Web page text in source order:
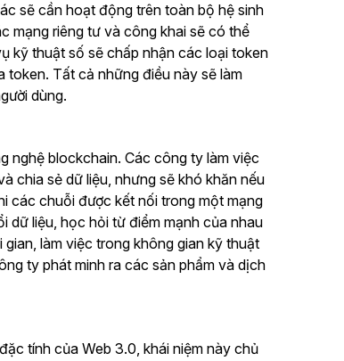
sẽ cần hoạt động trên toàn bộ hệ sinh
mạng riêng tư và công khai sẽ có thể
kỹ thuật số sẽ chấp nhận các loại token
Tất cả những điều này sẽ làm
dùng.
nghệ blockchain. Các công ty làm việc
chia sẻ dữ liệu, nhưng sẽ khó khăn nếu
các chuỗi được kết nối trong một mạng
dữ liệu, học hỏi từ điểm mạnh của nhau
làm việc trong không gian kỹ thuật
ty phát minh ra các sản phẩm và dịch
tính của Web 3.0, khái niệm này chủ